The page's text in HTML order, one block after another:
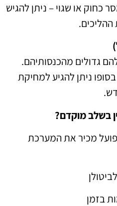
כחוק או שגוי – ניתן להגיש
גדולים מהכנסותיהם.
ניתן להגיע למחיקת
בשלב מוקדם?
מכיר את המערכת
בזמן